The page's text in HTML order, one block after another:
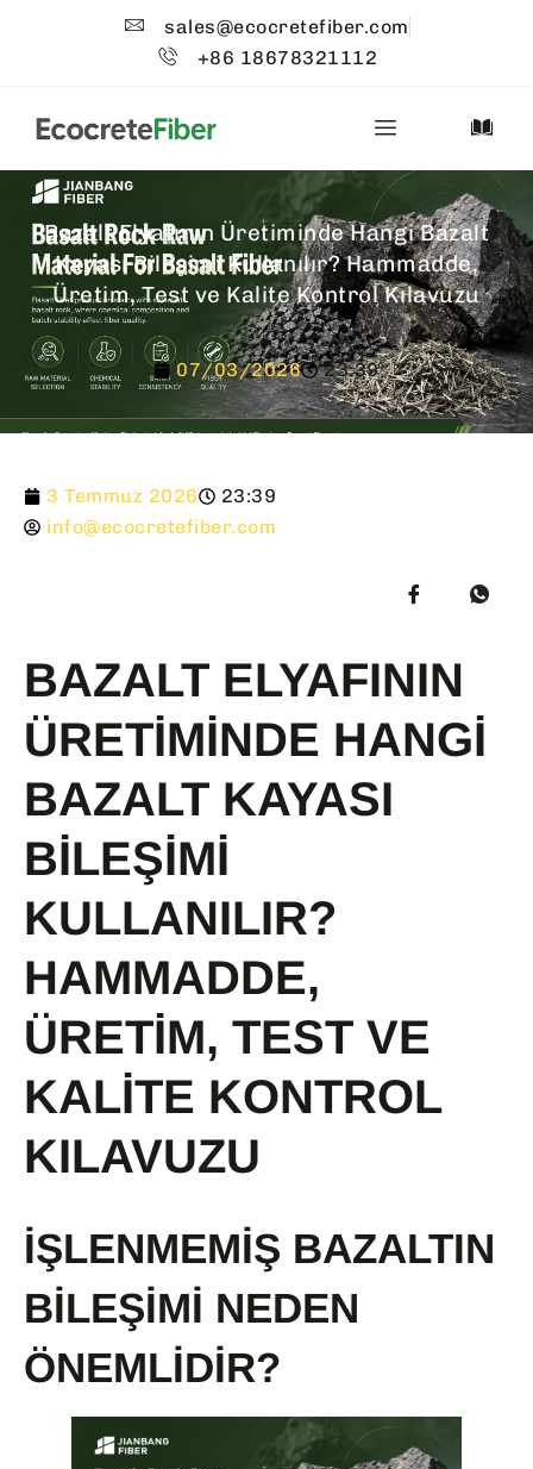
sales@ecocretefiber.com
+86 18678321112
Bazalt Elyafının Üretiminde Hangi Bazalt
Kayası Bileşimi Kullanılır? Hammadde,
Üretim, Test ve Kalite Kontrol Kılavuzu
07/03/2026 23:39
3 Temmuz 2026
23:39
info@ecocretefiber.com
BAZALT ELYAFININ
ÜRETIMINDE HANGI
BAZALT KAYASI
BILEŞIMI
KULLANILIR?
HAMMADDE,
ÜRETIM, TEST VE
KALITE KONTROL
KILAVUZU
İŞLENMEMIŞ BAZALTIN
BILEŞIMI NEDEN
ÖNEMLIDIR?